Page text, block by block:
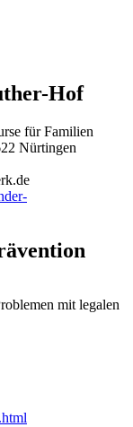
Hof
für Familien
Nürtingen
mit legalen